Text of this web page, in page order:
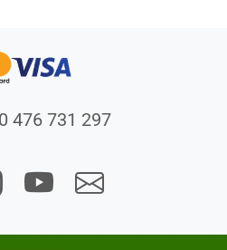
476 731 297